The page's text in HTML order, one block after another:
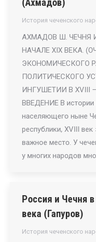
(Ахмадов)
История чеченского
АХМАДОВ Ш. ЧЕЧНЯ
НАЧАЛЕ XIX ВЕКА.
ЭКОНОМИЧЕСКОГО
ПОЛИТИЧЕСКОГО
ИНГУШЕТИИ В XVIII
ВВЕДЕНИЕ В истории
населяющего ныне
республики, XVIII
важное место. У
у многих народов
Россия и Чечня
века (Гапуров)
История чеченского